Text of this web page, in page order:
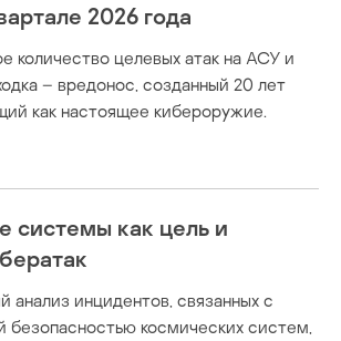
2026 года
количество целевых атак на АСУ и
– вредонос, созданный 20 лет
как настоящее кибероружие.
системы как цель и
анализ инцидентов, связанных с
безопасностью космических систем,